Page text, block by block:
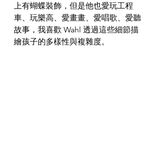
上有蝴蝶裝飾，但是他也愛玩工程
車、玩樂高、愛畫畫、愛唱歌、愛聽
故事，我喜歡 Wahl 透過這些細節描
繪孩子的多樣性與複雜度。